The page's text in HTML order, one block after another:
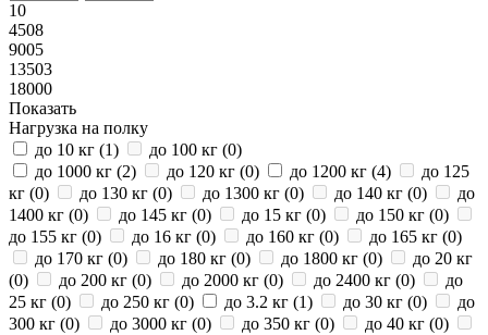
10
4508
9005
13503
18000
Показать
Нагрузка на полку
до 10 кг (1) до 100 кг (0)
до 1000 кг (2) до 120 кг (0) до 1200 кг (4)
до 125
кг (0) до 130 кг (0) до 1300 кг (0) до 140 кг (0)
до
1400 кг (0) до 145 кг (0) до 15 кг (0) до 150 кг (0)
до 155 кг (0) до 16 кг (0) до 160 кг (0) до 165 кг (0)
до 170 кг (0) до 180 кг (0) до 1800 кг (0)
до 20 кг
(0) до 200 кг (0) до 2000 кг (0) до 2400 кг (0)
до
25 кг (0) до 250 кг (0) до 3.2 кг (1) до 30 кг (0)
до
300 кг (0) до 3000 кг (0) до 350 кг (0) до 40 кг (0)